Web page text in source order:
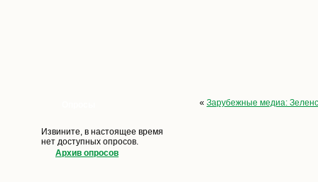
Извините, в настоящее время
нет доступных опросов.
Архив опросов
« Зарубежные медиа: